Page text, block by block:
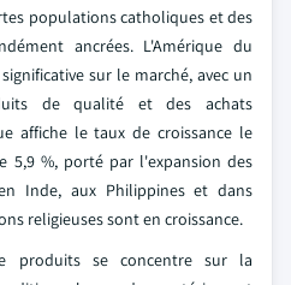
populations catholiques et des
ancrées. L'Amérique du
sur le marché, avec un
de qualité et des achats
affiche le taux de croissance le
5,9 %, porté par l'expansion des
Inde, aux Philippines et dans
religieuses sont en croissance.
produits se concentre sur la